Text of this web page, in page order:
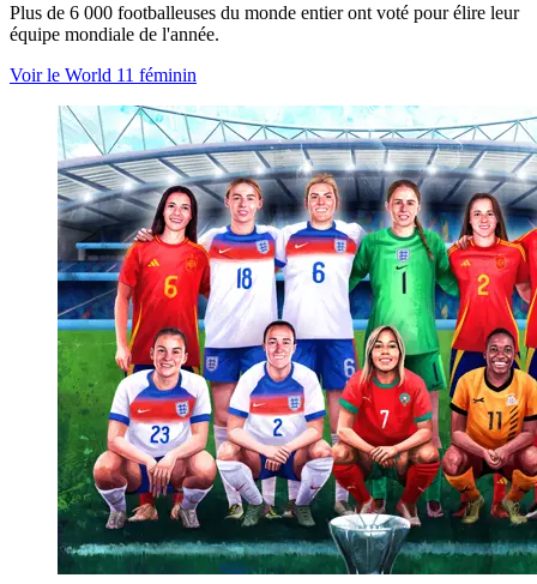
Plus de 6 000 footballeuses du monde entier ont voté pour élire leur
équipe mondiale de l'année.
Voir le World 11 féminin